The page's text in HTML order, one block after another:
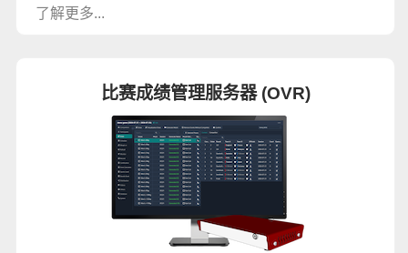
了解更多...
比赛成绩管理服务器 (OVR)